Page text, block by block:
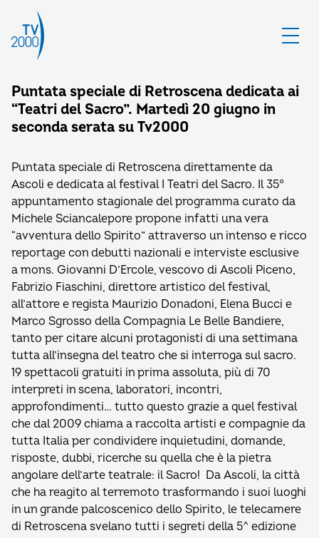
Puntata speciale di Retroscena dedicata ai
“Teatri del Sacro”. Martedì 20 giugno in
seconda serata su Tv2000
Puntata speciale di Retroscena direttamente da
Ascoli e dedicata al festival I Teatri del Sacro. Il 35°
appuntamento stagionale del programma curato da
Michele Sciancalepore propone infatti una vera
“avventura dello Spirito” attraverso un intenso e ricco
reportage con debutti nazionali e interviste esclusive
a mons. Giovanni D’Ercole, vescovo di Ascoli Piceno,
Fabrizio Fiaschini, direttore artistico del festival,
all’attore e regista Maurizio Donadoni, Elena Bucci e
Marco Sgrosso della Compagnia Le Belle Bandiere,
tanto per citare alcuni protagonisti di una settimana
tutta all’insegna del teatro che si interroga sul sacro.
19 spettacoli gratuiti in prima assoluta, più di 70
interpreti in scena, laboratori, incontri,
approfondimenti… tutto questo grazie a quel festival
che dal 2009 chiama a raccolta artisti e compagnie da
tutta Italia per condividere inquietudini, domande,
risposte, dubbi, ricerche su quella che è la pietra
angolare dell’arte teatrale: il Sacro! Da Ascoli, la città
che ha reagito al terremoto trasformando i suoi luoghi
in un grande palcoscenico dello Spirito, le telecamere
di Retroscena svelano tutti i segreti della 5^ edizione